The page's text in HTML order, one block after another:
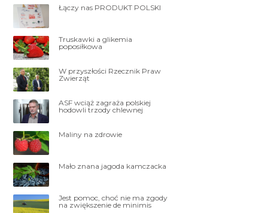
Łączy nas PRODUKT POLSKI
Truskawki a glikemia
poposiłkowa
W przyszłości Rzecznik Praw
Zwierząt
ASF wciąż zagraża polskiej
hodowli trzody chlewnej
Maliny na zdrowie
Mało znana jagoda kamczacka
Jest pomoc, choć nie ma zgody
na zwiększenie de minimis